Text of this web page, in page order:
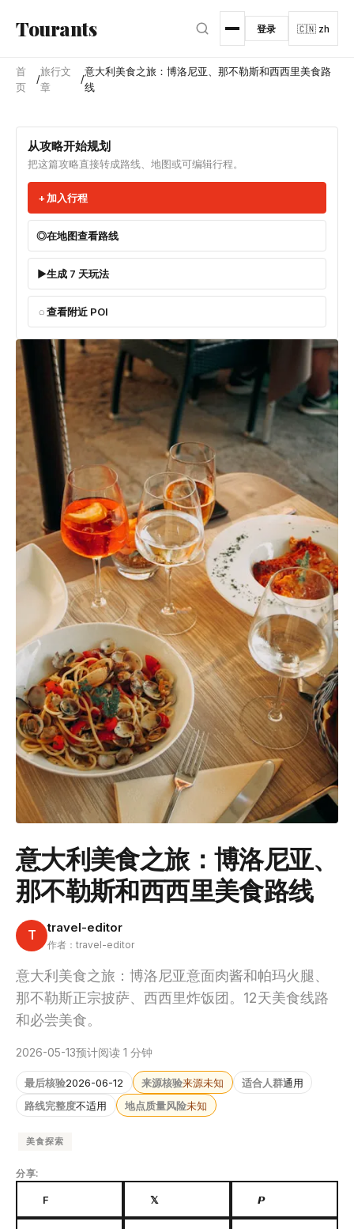
Tourants 登录 🇨🇳 zh
首
页
/
旅行文
章
/
意大利美食之旅：博洛尼亚、那不勒斯和西西里美食路
线
从攻略开始规划
把这篇攻略直接转成路线、地图或可编辑行程。
加入行程
在地图查看路线
生成 7 天玩法
查看附近 POI
意大利美食之旅：博洛尼亚、
那不勒斯和西西里美食路线
T travel-editor
作者：travel-editor
意大利美食之旅：博洛尼亚意面肉酱和帕玛火腿、
那不勒斯正宗披萨、西西里炸饭团。12天美食线路
和必尝美食。
2026-05-13预计阅读 1 分钟
最后核验2026-06-12 来源核验来源未知 适合人群通用
路线完整度不适用 地点质量风险未知
美食探索
分享:
F 𝕏 𝙋